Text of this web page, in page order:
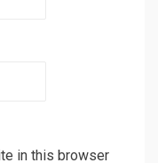
in this browser